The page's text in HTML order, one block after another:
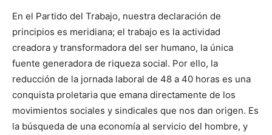
En el Partido del Trabajo, nuestra declaración de
principios es meridiana; el trabajo es la actividad
creadora y transformadora del ser humano, la única
fuente generadora de riqueza social. Por ello, la
reducción de la jornada laboral de 48 a 40 horas es una
conquista proletaria que emana directamente de los
movimientos sociales y sindicales que nos dan origen. Es
la búsqueda de una economía al servicio del hombre, y